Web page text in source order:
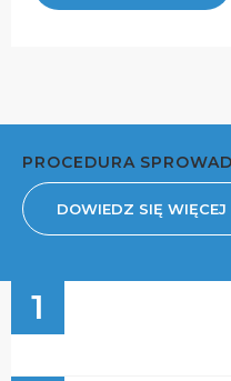
PROCEDURA
DOWIEDZ SIĘ WIĘCEJ
1